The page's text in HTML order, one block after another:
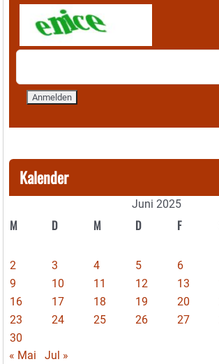
Kalender
Juni 2025
M D M D F
2
3 4 5 6
9
10 11 12 13
16
17 18 19 20
23
24 25 26 27
30
« Mai
Jul »